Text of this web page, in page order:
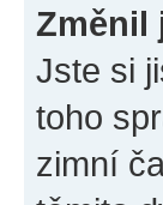
Změnil
Jste si
toho
zimní